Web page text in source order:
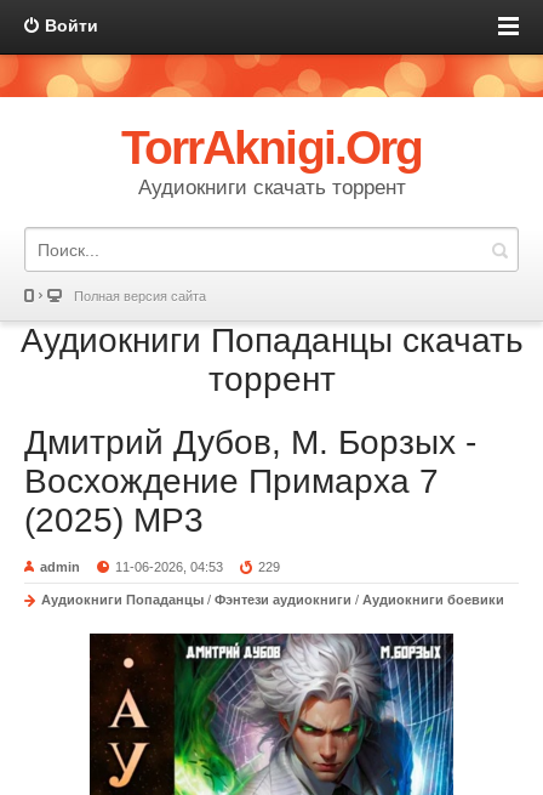
Войти
TorrAknigi.Org
Аудиокниги скачать торрент
Полная версия сайта
Аудиокниги Попаданцы скачать
торрент
Дмитрий Дубов, М. Борзых -
Восхождение Примарха 7
(2025) МР3
admin 11-06-2026, 04:53 229
Аудиокниги Попаданцы / Фэнтези аудиокниги / Аудиокниги боевики